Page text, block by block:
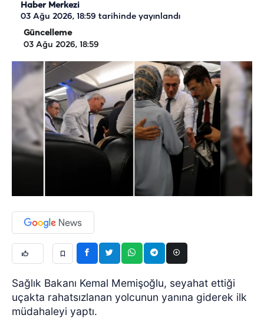
Haber Merkezi
03 Ağu 2026, 18:59 tarihinde yayınlandı
Güncelleme
03 Ağu 2026, 18:59
Sağlık Bakanı Kemal Memişoğlu, seyahat ettiği
uçakta rahatsızlanan yolcunun yanına giderek ilk
müdahaleyi yaptı.